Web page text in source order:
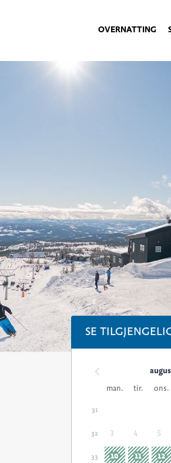
OVERNATTING
SE
man.
tir. ons.
31
32 3 4 5
33 10 11 12